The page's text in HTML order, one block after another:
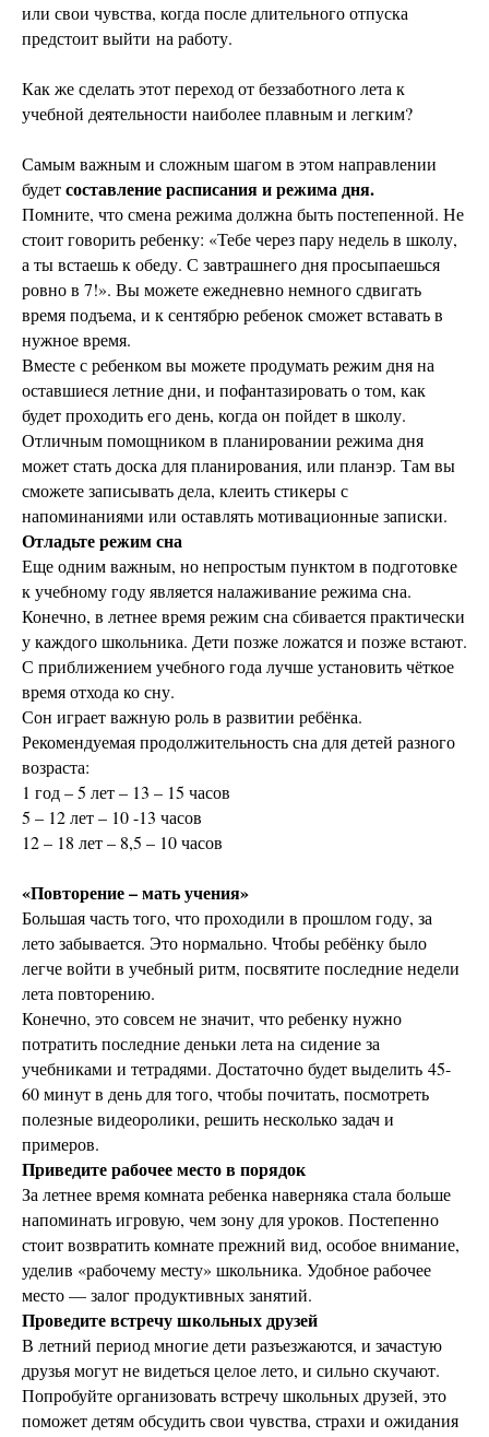
или свои чувства, когда после длительного отпуска
предстоит выйти на работу.
Как же сделать этот переход от беззаботного лета к
учебной деятельности наиболее плавным и легким?
Самым важным и сложным шагом в этом направлении
будетсоставление расписания и режима дня.
Помните, что смена режима должна быть постепенной. Не
стоит говорить ребенку: «Тебе через пару недель в школу,
а ты встаешь к обеду. С завтрашнего дня просыпаешься
ровно в 7!». Вы можете ежедневно немного сдвигать
время подъема, и к сентябрю ребенок сможет вставать в
нужное время.
Вместе с ребенком вы можете продумать режим дня на
оставшиеся летние дни, и пофантазировать о том, как
будет проходить его день, когда он пойдет в школу.
Отличным помощником в планировании режима дня
может стать доска для планирования, или планэр. Там вы
сможете записывать дела, клеить стикеры с
напоминаниями или оставлять мотивационные записки.
Отладьте режим сна
Еще одним важным, но непростым пунктом в подготовке
к учебному году является налаживание режима сна.
Конечно, в летнее время режим сна сбивается практически
у каждого школьника. Дети позже ложатся и позже встают.
С приближением учебного года лучше установить чёткое
время отхода ко сну.
Сон играет важную роль в развитии ребёнка.
Рекомендуемая продолжительность сна для детей разного
возраста:
1 год – 5 лет – 13 – 15 часов
5 – 12 лет – 10 -13 часов
12 – 18 лет – 8,5 – 10 часов
«Повторение – мать учения»
Большая часть того, что проходили в прошлом году, за
лето забывается. Это нормально. Чтобы ребёнку было
легче войти в учебный ритм, посвятите последние недели
лета повторению.
Конечно, это совсем не значит, что ребенку нужно
потратить последние деньки лета на сидение за
учебниками и тетрадями. Достаточно будет выделить 45-
60 минут в день для того, чтобы почитать, посмотреть
полезные видеоролики, решить несколько задач и
примеров.
Приведите рабочее место в порядок
За летнее время комната ребенка наверняка стала больше
напоминать игровую, чем зону для уроков. Постепенно
стоит возвратить комнате прежний вид, особое внимание,
уделив «рабочему месту» школьника. Удобное рабочее
место — залог продуктивных занятий.
Проведите встречу школьных друзей
В летний период многие дети разъезжаются, и зачастую
друзья могут не видеться целое лето, и сильно скучают.
Попробуйте организовать встречу школьных друзей, это
поможет детям обсудить свои чувства, страхи и ожидания